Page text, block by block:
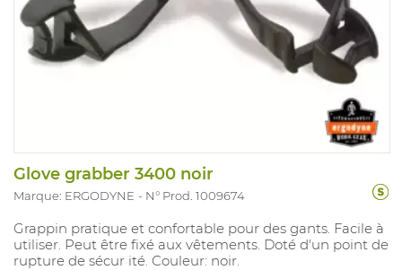
Glove grabber 3400 noir
Marque: ERGODYNE N° Prod. 1009674
Grappin pratique et confortable pour des gants. Facile à
utiliser. Peut être fixé aux vêtements. Doté d'un point de
rupture de sécur ité. Couleur: noir.